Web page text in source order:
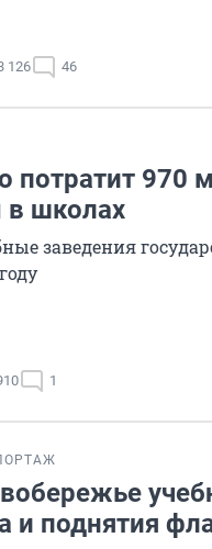
126 46
потратит 970
в школах
заведения
1
и поднятия